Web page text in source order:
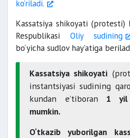
ko‘riladi.
Kassatsiya shikoyati (protesti)
Respublikasi Oliy sudining
bo‘yicha sudlov hay’atiga
Kassatsiya shikoyati
instantsiyasi sudining
kundan e’tiboran1 yil
mumkin.
O‘tkazib yuborilgan